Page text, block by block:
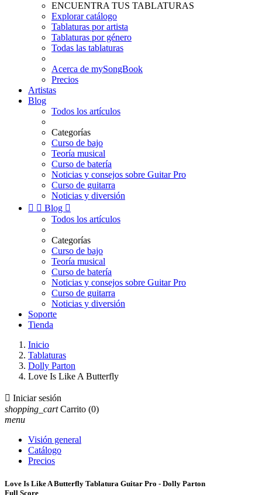
ENCUENTRA TUS TABLATURAS
Explorar catálogo
Tablaturas por artista
Tablaturas por género
Todas las tablaturas
Acerca de mySongBook
Precios
Artistas
Blog
Todos los artículos
Categorías
Curso de bajo
Teoría musical
Curso de batería
Noticias y consejos sobre Guitar Pro
Curso de guitarra
Noticias y diversión
  Blog 
Todos los artículos
Categorías
Curso de bajo
Teoría musical
Curso de batería
Noticias y consejos sobre Guitar Pro
Curso de guitarra
Noticias y diversión
Soporte
Tienda
Inicio
Tablaturas
Dolly Parton
Love Is Like A Butterfly
 Iniciar sesión
shopping_cart Carrito (0)
menu
Visión general
Catálogo
Precios
Love Is Like A Butterfly Tablatura Guitar Pro - Dolly Parton
Full Score